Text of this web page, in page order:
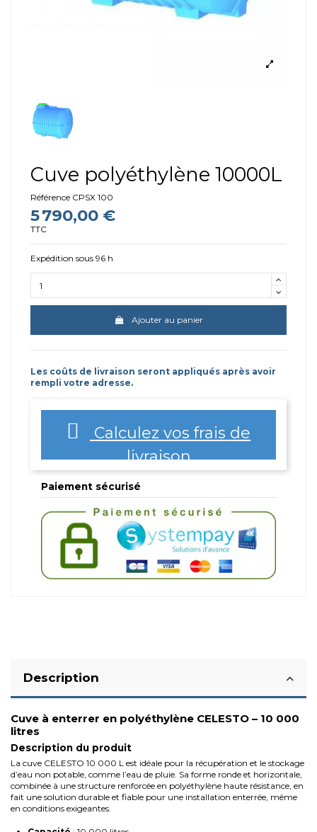
Cuve polyéthylène 10000L
Référence CPSX 100
5 790,00 €
TTC
Expédition sous 96 h
Ajouter au panier
Les coûts de livraison seront appliqués après avoir
rempli votre adresse.
Calculez vos frais de
livraison
Paiement sécurisé
Description
Cuve à enterrer en polyéthylène CELESTO – 10 000
litres
Description du produit
La cuve CELESTO 10 000 L est idéale pour la récupération et le stockage
d’eau non potable, comme l’eau de pluie. Sa forme ronde et horizontale,
combinée à une structure renforcée en polyéthylène haute résistance, en
fait une solution durable et fiable pour une installation enterrée, même
en conditions exigeantes.